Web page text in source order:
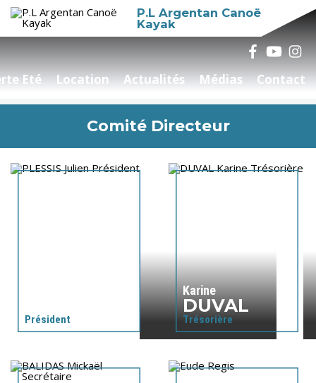
P.L Argentan Canoë
Kayak
Eté Location Actualités Médias Contact
Comité Directeur
Président
Aucune présentation disponible.
Karine
DUVAL
Trésorière
Aucune présentation disponible.
Aucune présentation disponible. Aucune présentation disponible.